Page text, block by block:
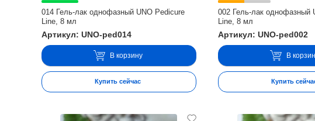
014 Гель-лак однофазный UNO Pedicure
Line, 8 мл
Артикул: UNO-ped014
В корзину
Купить сейчас
002 Гель-лак однофазный
Line, 8 мл
Артикул: UNO-ped002
В
Купить